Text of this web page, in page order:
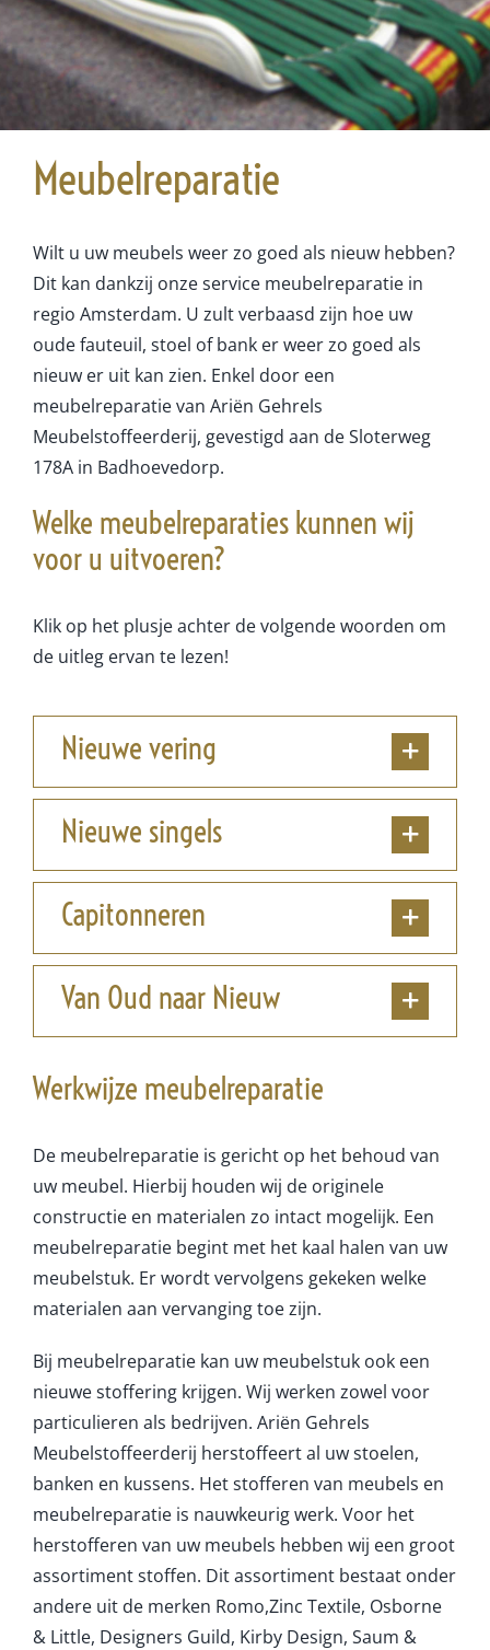
Meubelreparatie
Wilt u uw meubels weer zo goed als nieuw hebben?
Dit kan dankzij onze service meubelreparatie in
regio Amsterdam. U zult verbaasd zijn hoe uw
oude fauteuil, stoel of bank er weer zo goed als
nieuw er uit kan zien. Enkel door een
meubelreparatie van Ariën Gehrels
Meubelstoffeerderij, gevestigd aan de Sloterweg
178A in Badhoevedorp.
Welke meubelreparaties kunnen wij
voor u uitvoeren?
Klik op het plusje achter de volgende woorden om
de uitleg ervan te lezen!
Nieuwe vering
Nieuwe singels
Capitonneren
Van Oud naar Nieuw
Werkwijze meubelreparatie
De meubelreparatie is gericht op het behoud van
uw meubel. Hierbij houden wij de originele
constructie en materialen zo intact mogelijk. Een
meubelreparatie begint met het kaal halen van uw
meubelstuk. Er wordt vervolgens gekeken welke
materialen aan vervanging toe zijn.
Bij meubelreparatie kan uw meubelstuk ook een
nieuwe stoffering krijgen. Wij werken zowel voor
particulieren als bedrijven. Ariën Gehrels
Meubelstoffeerderij herstoffeert al uw stoelen,
banken en kussens. Het stofferen van meubels en
meubelreparatie is nauwkeurig werk. Voor het
herstofferen van uw meubels hebben wij een groot
assortiment stoffen. Dit assortiment bestaat onder
andere uit de merken Romo,Zinc Textile, Osborne
& Little, Designers Guild, Kirby Design, Saum &